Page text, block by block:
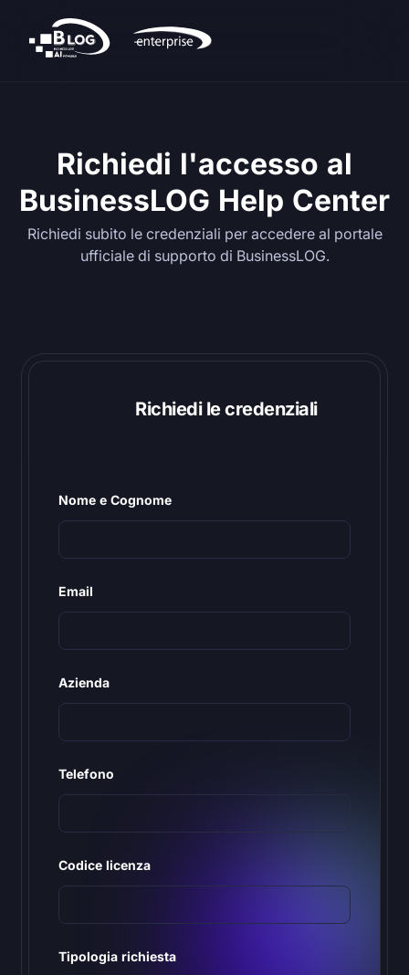
Richiedi l'accesso al
BusinessLOG Help Center
Richiedi subito le credenziali per accedere al portale
ufficiale di supporto di BusinessLOG.
Richiedi le credenziali
Nome e Cognome
Email
Azienda
Telefono
Codice licenza
Tipologia richiesta